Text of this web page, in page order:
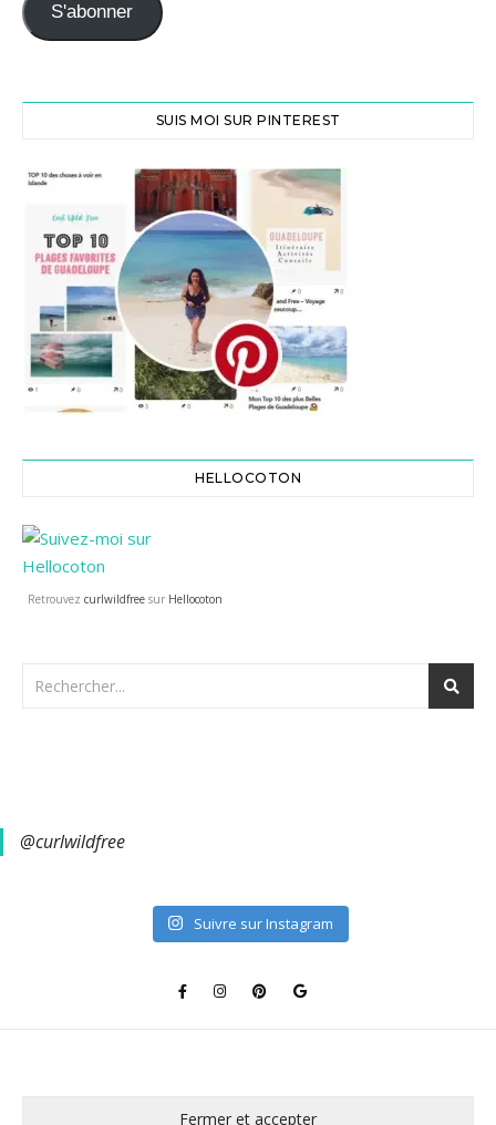
S'abonner
SUIS MOI SUR PINTEREST
HELLOCOTON
Retrouvez curlwildfree sur Hellocoton
@curlwildfree
Suivre sur Instagram